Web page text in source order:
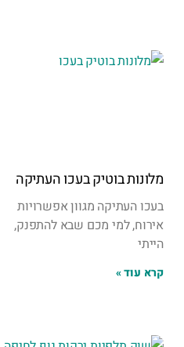
מלונות בוטיק בעכו העתיקה
בעכו העתיקה מגוון אפשרויות
אירוח, למי מכם שבא להתפנק,
הייתי
קרא עוד »